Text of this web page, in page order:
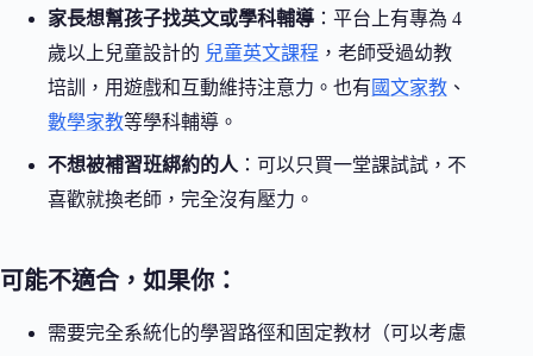
家長想幫孩子找英文或學科輔導：平台上有專為 4
歲以上兒童設計的 兒童英文課程 ，老師受過幼教
培訓，用遊戲和互動維持注意力。也有 國文家教 、
數學家教等學科輔導。
不想被補習班綁約的人 ：可以只買一堂課試試，不
喜歡就換老師，完全沒有壓力。
可能不適合，如果你：
需要完全系統化的學習路徑和固定教材（可以考慮